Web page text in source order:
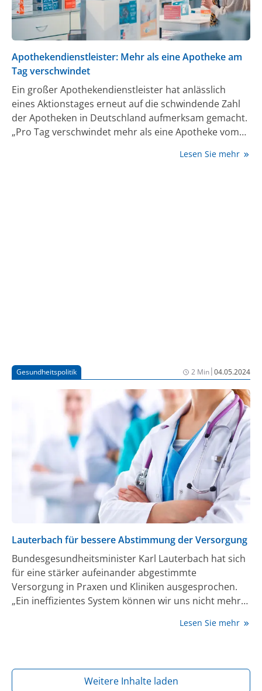
Apothekendienstleister: Mehr als eine Apotheke am
Tag verschwindet
Ein großer Apothekendienstleister hat anlässlich
eines Aktionstages erneut auf die schwindende Zahl
der Apotheken in Deutschland aufmerksam gemacht.
„Pro Tag verschwindet mehr als eine Apotheke vom
Vorstandsmitglied des apothekeneigenen Münchner
Lesen Sie mehr
Gesundheitspolitik 2 Min|04.05.2024
Lauterbach für bessere Abstimmung der Versorgung
Bundesgesundheitsminister Karl Lauterbach hat sich
für eine stärker aufeinander abgestimmte
Versorgung in Praxen und Kliniken ausgesprochen.
„Ein ineffizientes System können wir uns nicht mehr
Krankenhausaufenthalte, fehlende Abstimmung
Patienten noch der Behandelnden und schon gar
nicht im Interesse der Gemeinschaft. „Um das System
Lesen Sie mehr
Weitere Inhalte laden